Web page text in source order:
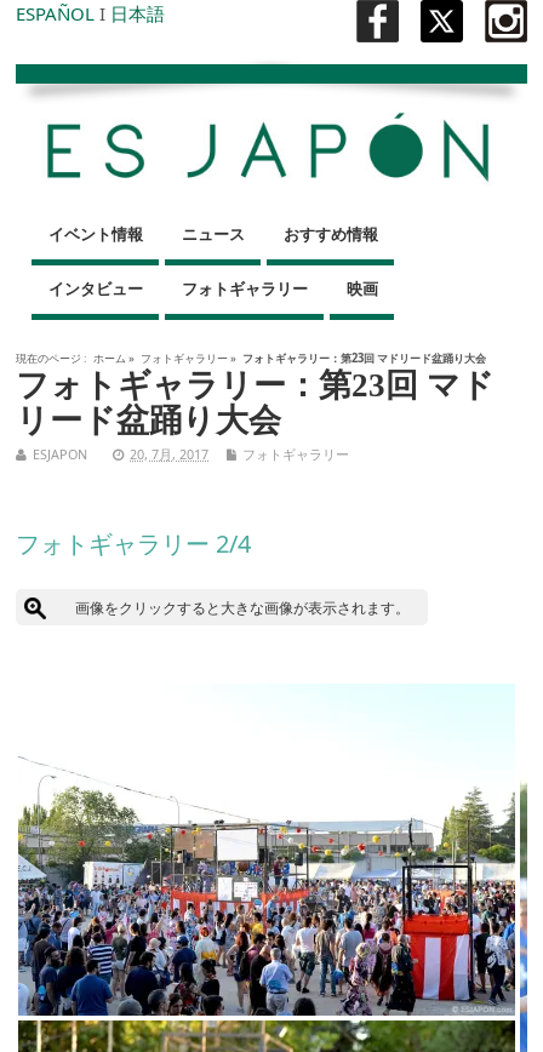
ESPAÑOL I 日本語
イベント情報 ニュース おすすめ情報
インタビュー フォトギャラリー 映画
現在のページ : ホーム » フォトギャラリー» フォトギャラリー：第23回 マドリード盆踊り大会
フォトギャラリー：第23回 マド
リード盆踊り大会
ESJAPON 20, 7月, 2017 フォトギャラリー
フォトギャラリー 2/4
画像をクリックすると大きな画像が表示されます。